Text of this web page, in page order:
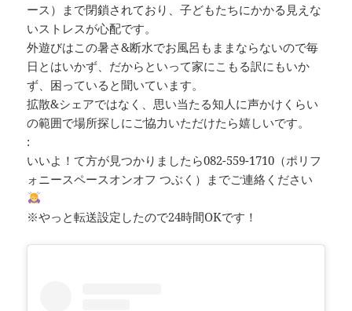
ース）まで閉鎖されており、子どもたちにかかる見えな
いストレスが心配です。
外遊びはこの暑さ&断水でお風呂もままならないので毎
日とはいかず、だからといって家にこもる訳にもいか
ず、困っていると聞いています。
拡散&シェアではなく、思い当たる知人に声かけくらい
の範囲で場所探しにご協力いただけたら嬉しいです。
:
いいよ！て方が見つかりましたら082-559-1710（ポリフ
ォニースペースオンオフ つぶく）までご連絡ください
※やっと転送設定したので24時間OKです！